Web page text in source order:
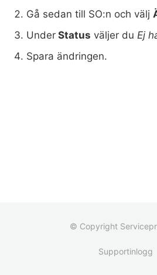
Gå sedan till SO:n och välj
Under Status väljer du Ej
Spara ändringen.
© Copyright
Supportinlogg